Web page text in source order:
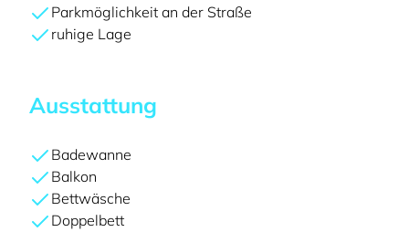
Parkmöglichkeit an der Straße
ruhige Lage
Ausstattung
Badewanne
Balkon
Bettwäsche
Doppelbett